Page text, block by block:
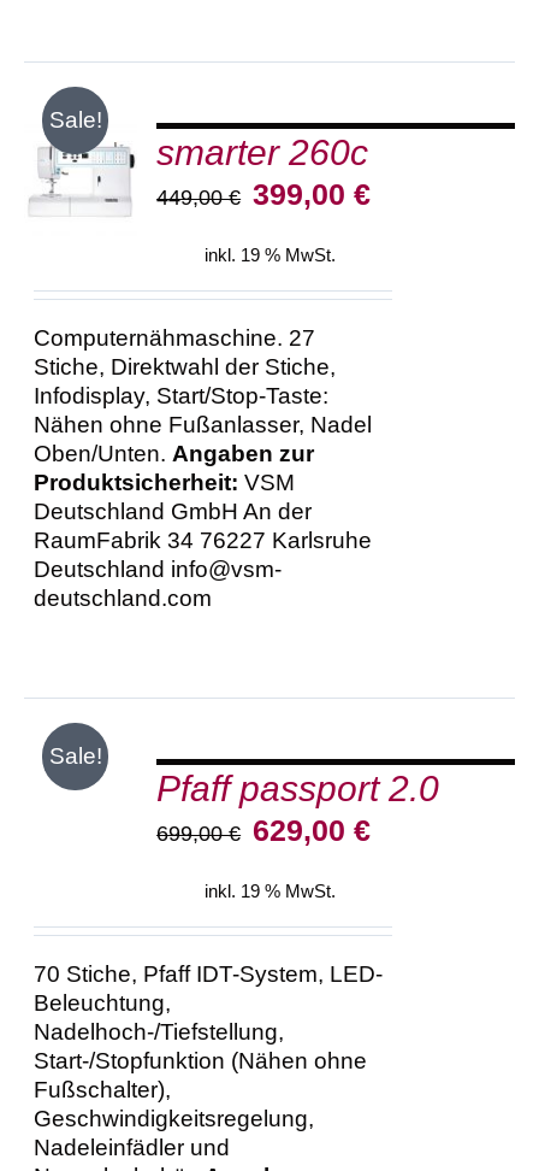
Sale!
IN DEN
WARENKORB
/
smarter 260c
449,00€ Ursprünglicher
war:
399,00€Aktueller
inkl. 19 % MwSt.
Computernähmaschine. 27
Stiche, Direktwahl der Stiche,
Infodisplay, Start/Stop-Taste:
Nähen ohne Fußanlasser, Nadel
Oben/Unten.Angaben zur
Produktsicherheit: VSM
Deutschland GmbH An der
RaumFabrik 34 76227 Karlsruhe
Deutschland info@vsm-
deutschland.com
Sale!
IN
DEN
WARENKORBPfaff passport 2.0
699,00€ Ursprünglicher
war:
629,00€Aktueller
inkl. 19 % MwSt.
70 Stiche, Pfaff IDT-System, LED-
Beleuchtung,
Nadelhoch-/Tiefstellung,
Start-/Stopfunktion (Nähen ohne
Fußschalter),
Geschwindigkeitsregelung,
Nadeleinfädler und